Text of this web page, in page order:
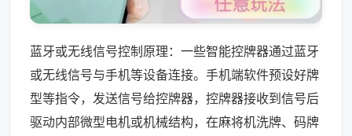
蓝牙或无线信号控制原理：一些智能控牌器通过蓝牙
或无线信号与手机等设备连接。手机端软件预设好牌
型等指令，发送信号给控牌器，控牌器接收到信号后
驱动内部微型电机或机械结构，在麻将机洗牌、码牌